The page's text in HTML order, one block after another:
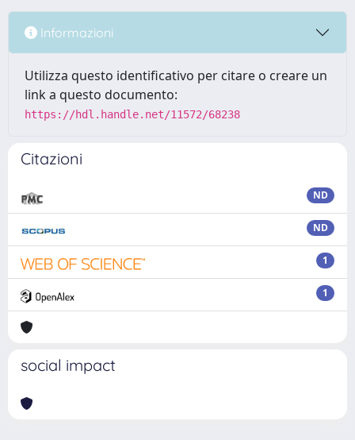
Informazioni
Utilizza questo identificativo per citare o creare un
link a questo documento:
https://hdl.handle.net/11572/68238
Citazioni
ND
ND
1
1
social impact